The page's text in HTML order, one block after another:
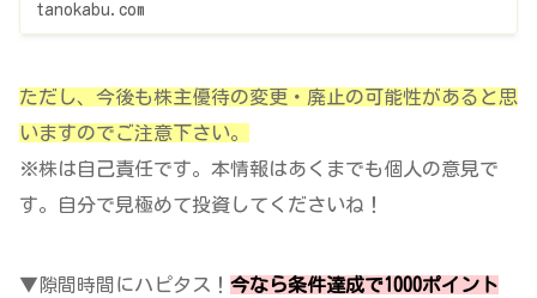
tanokabu.com
ただし、今後も株主優待の変更・廃止の可能性があると思
いますのでご注意下さい。
※株は自己責任です。本情報はあくまでも個人の意見で
す。自分で見極めて投資してくださいね！
▼隙間時間にハピタス！ 今なら条件達成で1000ポイント